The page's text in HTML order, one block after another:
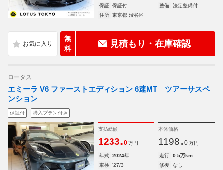
保証
保証付 整備
法定整備付
住所
東京都 渋谷区
無
料
見積もり・在庫確認
ロータス
エミーラ V6 ファーストエディション 6速MT ツアーサスペ
ンション
保証付 購入プラン付き
支払総額
1233.0 万円
本体価格
1198. 0 万円
年式 2024年 走行
0.5万km
車検
'27/3 修復
なし